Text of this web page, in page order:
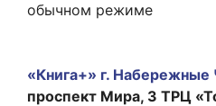
обычном режиме
«Книга+» г. Набережные
проспект Мира, 3 ТРЦ